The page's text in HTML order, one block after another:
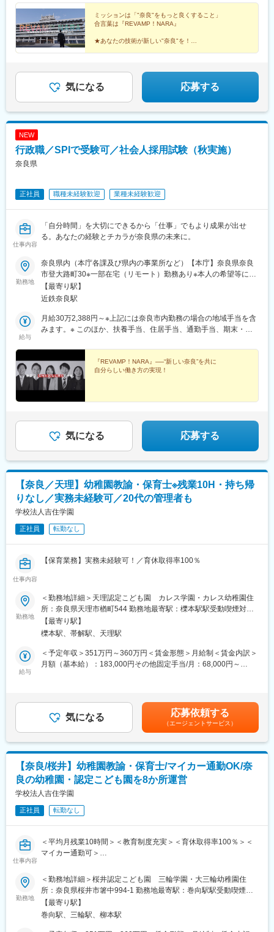
は、採用前の経歴などに応じて加算されることがあります。※ 具
体的な金額は試験合格後に決定されるため、試験合格前の個別の
お問合せには回答できませんのでご了承ください。【初任給月額
例】※奈良市内勤務の場合の地域手当含む※この他、扶養手当、住
居手当、通勤手当、期末・勤勉手当などがそれぞれの条件に応じ
業等における職務経験が9年■月額：32万6,648円／38歳／大学卒
業後民間企業等における職務経験が16年■月額：35万7,929円／45
歳／大学卒業後民間企業等における職務経験が23年
ミッションは「"奈良"をもっと良くすること」
合言葉は『REVAMP！NARA』
★あなたの技術が新しい"奈良"を！
気になる 応募する
NEW
行政職／SPIで受験可／社会人採用試験（秋実施）
奈良県
正社員 職種未経験歓迎 業種未経験歓迎
仕事内容
「自分時間」を大切にできるから「仕事」でもより成果が出せ
る。あなたの経験とチカラが奈良県の未来に。
勤務地
奈良県内（本庁各課及び県内の事業所など）【本庁】奈良県奈良
市登大路町30※一部在宅（リモート）勤務あり※本人の希望等に応
じて県外勤務の可能性あり※大阪、京都からも通いやすい！
【最寄り駅】
近鉄奈良駅
給与
月給30万2,388円～※上記には奈良市内勤務の場合の地域手当を含
みます。※ このほか、扶養手当、住居手当、通勤手当、期末・勤
は、採用前の経歴などに応じて加算されることがあります。※ 具
体的な金額は試験合格後に決定されるため、試験合格前の個別の
お問合せには回答できませんのでご了承ください。【初任給月額
例】※奈良市内勤務の場合の地域手当含む※この他、扶養手当、住
業後民間企業等における職務経験が16年■月額：35万7,929円／45
歳／大学卒業後民間企業等における職務経験が23年
『REVAMP！NARA』──“新しい奈良”を共に
自分らしい働き方の実現！
気になる 応募する
【奈良／天理】幼稚園教諭・保育士※残業10H・持ち帰
りなし／実務未経験可／20代の管理者も
学校法人吉住学園
正社員 転勤なし
仕事内容
【保育業務】実務未経験可！／育休取得率100％
度を２～６人の保育教諭で担当していただきます。具体的には、
１教育や保育業務、２連絡帳の記入、３保護者対応、４園内の衛
生清掃などです。
■保育の方針:数、漢字。マーチングなどの学習の土台を築く就学
前教育
■働き方
19：00まで）
＜クラス＞「０～１歳」「２歳」「３～５歳」に分かれます。
指します。将来的には、主幹教諭や副主幹教諭として教育指導の
改善及び充実する業務に携わっていただきます。20代から管理職
としてご活躍されている方もいらっしゃいます。
学園前学園は30名の保育教諭がいます。30～50代：15名、26～
29歳：11名、20～24歳：4名
■一日のスケジュール
〇0～1歳と2歳：
・９時 朝の会とおやつ
・10時 外遊びなどの設定保育
・11時 給食
・13時 午睡
勤務地
＜勤務地詳細＞天理認定こども園 カレス学園・カレス幼稚園住
所：奈良県天理市楢町544 勤務地最寄駅：櫟本駅駅受動喫煙対
策：敷地内全面禁煙
【最寄り駅】
櫟本駅、帯解駅、天理駅
給与
＜予定年収＞351万円～360万円＜賃金形態＞月給制＜賃金内訳＞
月額（基本給）：183,000円その他固定手当/月：68,000円～
当8,000円・処遇改善Ⅰ手当20,000円・処遇改善Ⅱ手当20,000
円・処遇改善Ⅲ手当10,000円・四大卒手当9,000円）賃金はあく
までも目安の金額であり、選考を通じて上下する可能性がありま
す。月給(月額)は固定手当を含めた表記です。
気になる 応募依頼する
（エージェントサービス）
【奈良/桜井】幼稚園教諭・保育士/マイカー通勤OK/奈
良の幼稚園・認定こども園を8か所運営
学校法人吉住学園
正社員 転勤なし
仕事内容
＜平均月残業10時間＞＜教育制度充実＞＜育休取得率100％＞＜
マイカー通勤可＞
■仕事詳細：生後6か月～５歳児の園児の各クラス１０～２０人程
度を２～６人の保育教諭で担当していただきます。具体的には、
１教育や保育業務、２連絡帳の記入、３保護者対応、４園内の衛
生清掃などです。
■保育の方針:数、漢字。マーチングなどの学習の土台を築く就学
勤務地
＜勤務地詳細＞桜井認定こども園 三輪学園・大三輪幼稚園住
所：奈良県桜井市箸中994-1 勤務地最寄駅：巻向駅駅受動喫煙対
策：敷地内全面禁煙
【最寄り駅】
巻向駅、三輪駅、柳本駅